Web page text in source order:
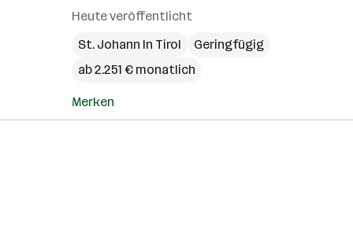
Heute veröffentlicht
St. Johann In Tirol
Geringfügig
ab 2.251 € monatlich
Merken